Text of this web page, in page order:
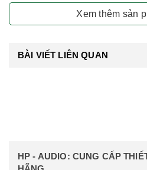
Xem thêm sản
BÀI VIẾT LIÊN QUAN
HP - AUDIO: CUNG CẤP